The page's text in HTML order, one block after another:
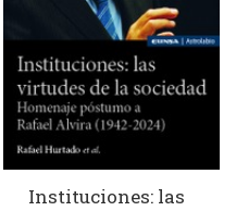
Instituciones: las